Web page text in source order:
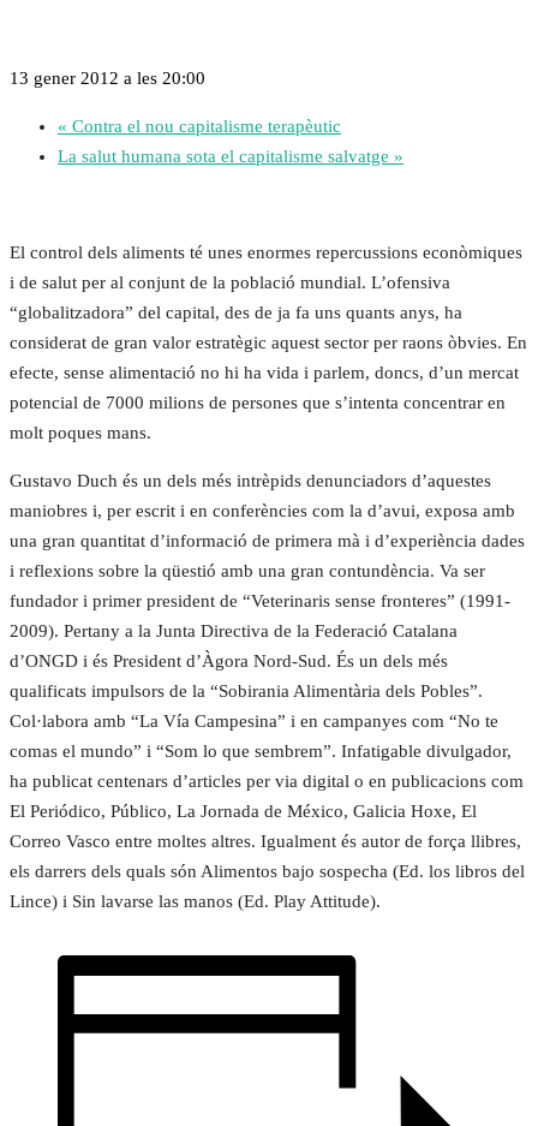
13 gener 2012 a les 20:00
« Contra el nou capitalisme terapèutic
La salut humana sota el capitalisme salvatge »
El control dels aliments té unes enormes repercussions econòmiques
i de salut per al conjunt de la població mundial. L’ofensiva
“globalitzadora” del capital, des de ja fa uns quants anys, ha
considerat de gran valor estratègic aquest sector per raons òbvies. En
efecte, sense alimentació no hi ha vida i parlem, doncs, d’un mercat
potencial de 7000 milions de persones que s’intenta concentrar en
molt poques mans.
Gustavo Duch és un dels més intrèpids denunciadors d’aquestes
maniobres i, per escrit i en conferències com la d’avui, exposa amb
una gran quantitat d’informació de primera mà i d’experiència dades
i reflexions sobre la qüestió amb una gran contundència. Va ser
fundador i primer president de “Veterinaris sense fronteres” (1991-
2009). Pertany a la Junta Directiva de la Federació Catalana
d’ONGD i és President d’Àgora Nord-Sud. És un dels més
qualificats impulsors de la “Sobirania Alimentària dels Pobles”.
Col·labora amb “La Vía Campesina” i en campanyes com “No te
comas el mundo” i “Som lo que sembrem”. Infatigable divulgador,
ha publicat centenars d’articles per via digital o en publicacions com
El Periódico, Público, La Jornada de México, Galicia Hoxe, El
Correo Vasco entre moltes altres. Igualment és autor de força llibres,
els darrers dels quals són Alimentos bajo sospecha (Ed. los libros del
Lince) i Sin lavarse las manos (Ed. Play Attitude).